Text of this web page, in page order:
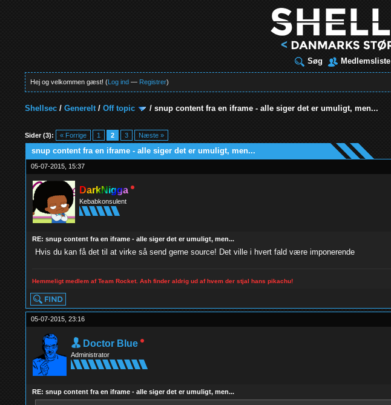
Søg Medlemsliste
Hej og velkommen gæst! (Log ind — Registrer)
Shellsec /Generelt/Off topic /snup content fra en iframe - alle siger det er umuligt, men...
Sider (3): « Forrige 1 2 3 Næste »
0 Stemmer - 0 Gennemsnit
1
2
3
4
5
snup content fra en iframe - alle siger det er umuligt, men...
05-07-2015, 15:37
DarkNigga
Kebabkonsulent
RE: snup content fra en iframe - alle siger det er umuligt, men...
Hvis du kan få det til at virke så send gerne source! Det ville i hvert fald være imponerende
Hemmeligt medlem af Team Rocket. Ash finder aldrig ud af hvem der stjal hans pikachu!
05-07-2015, 23:16
Doctor Blue
Administrator
RE: snup content fra en iframe - alle siger det er umuligt, men...